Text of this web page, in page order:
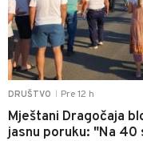
DRUŠTVO Pre 12 h
Mještani Dragočaja
jasnu poruku: "Na